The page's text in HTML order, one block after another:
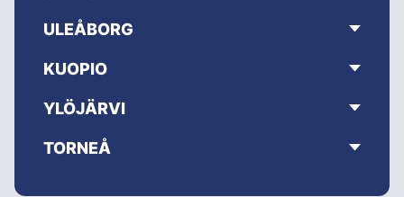
ULEÅBORG
KUOPIO
YLÖJÄRVI
TORNEÅ